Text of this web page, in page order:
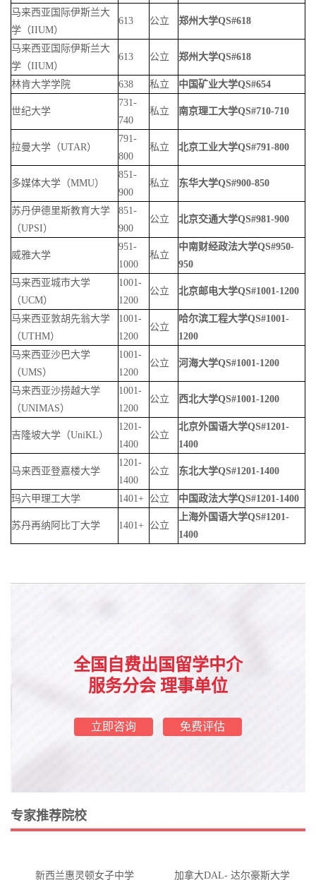
马来西亚国际伊斯兰大
学（IIUM）
613 公立 郑州大学QS#618
马来西亚国际伊斯兰大
学（IIUM）
613 公立 郑州大学QS#618
林肯大学学院 638 私立 中国矿业大学QS#654
世纪大学
731-
740
私立 南京理工大学QS#710-710
拉曼大学（UTAR）
791-
800
私立 北京工业大学QS#791-800
多媒体大学（MMU）
851-
900
私立 东华大学QS#900-850
苏丹伊德里斯教育大学
（UPSI）
851-
900
公立 北京交通大学QS#981-900
威雅大学
951-
1000
私立
中南财经政法大学QS#950-
950
马来西亚城市大学
（UCM）
1001-
1200
公立 北京邮电大学QS#1001-1200
马来西亚敦胡先翁大学
（UTHM）
1001-
1200
公立
哈尔滨工程大学QS#1001-
1200
马来西亚沙巴大学
（UMS）
1001-
1200
公立 河海大学QS#1001-1200
马来西亚沙捞越大学
（UNIMAS）
1001-
1200
公立 西北大学QS#1001-1200
吉隆坡大学（UniKL）
1201-
1400
公立
北京外国语大学QS#1201-
1400
马来西亚登嘉楼大学
1201-
1400
公立 东北大学QS#1201-1400
玛六甲理工大学 1401+ 公立 中国政法大学QS#1201-1400
苏丹再纳阿比丁大学 1401+ 公立
上海外国语大学QS#1201-
1400
全国自费出国留学中介
服务分会 理事单位
立即咨询 免费评估
专家推荐院校
新西兰惠灵顿女子中学 加拿大DAL- 达尔豪斯大学